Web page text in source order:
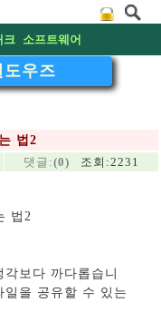
크 소프트웨어
도우즈
법2
댓글:(0)
조회:2231
법2
보다 까다롭습니
을 공유할 수 있는